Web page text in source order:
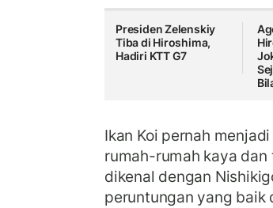
Presiden Zelenskiy
Tiba di Hiroshima,
Hadiri KTT G7
Ikan Koi pernah
rumah-rumah kaya
dikenal dengan
peruntungan yang baik